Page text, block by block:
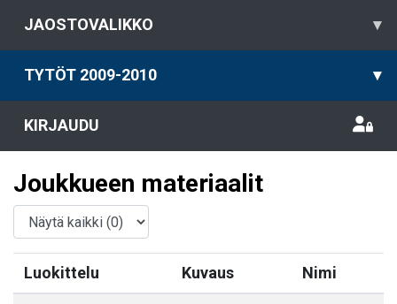
JAOSTOVALIKKO ▾
TYTÖT 2009-2010 ▾
KIRJAUDU
Joukkueen materiaalit
Luokittelu Kuvaus Nimi